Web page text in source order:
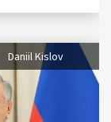
Daniil Kislov